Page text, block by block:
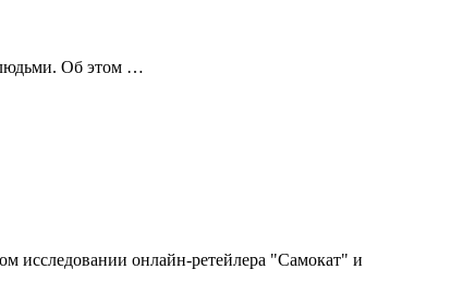
людьми. Об этом …
исследовании онлайн-ретейлера "Самокат" и